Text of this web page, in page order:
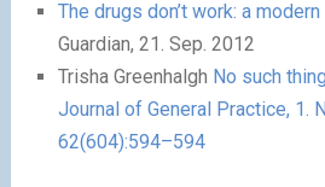
The drugs don’t work: a
Guardian, 21. Sep. 2012
Trisha Greenhalgh No such
Journal of General Practice, 1.
62(604):594–594